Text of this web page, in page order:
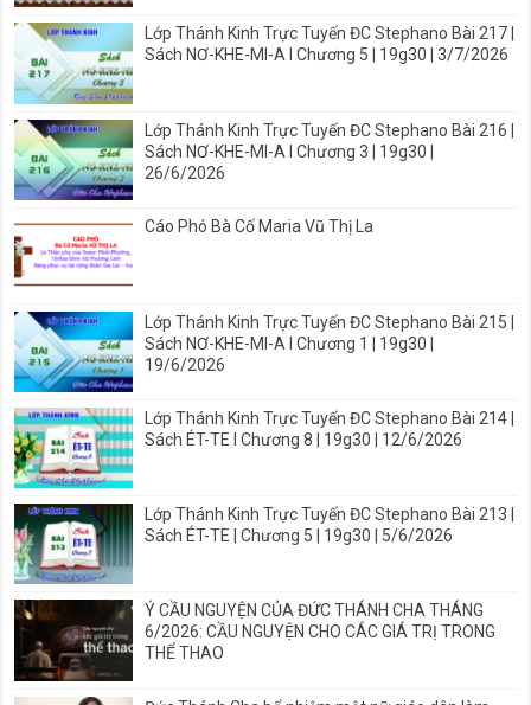
Lớp Thánh Kinh Trực Tuyến ĐC Stephano Bài 217 |
Sách NƠ-KHE-MI-A I Chương 5 | 19g30 | 3/7/2026
Lớp Thánh Kinh Trực Tuyến ĐC Stephano Bài 216 |
Sách NƠ-KHE-MI-A I Chương 3 | 19g30 |
26/6/2026
Cáo Phó Bà Cố Maria Vũ Thị La
Lớp Thánh Kinh Trực Tuyến ĐC Stephano Bài 215 |
Sách NƠ-KHE-MI-A I Chương 1 | 19g30 |
19/6/2026
Lớp Thánh Kinh Trực Tuyến ĐC Stephano Bài 214 |
Sách ÉT-TE I Chương 8 | 19g30 | 12/6/2026
Lớp Thánh Kinh Trực Tuyến ĐC Stephano Bài 213 |
Sách ÉT-TE | Chương 5 | 19g30 | 5/6/2026
Ý CẦU NGUYỆN CỦA ĐỨC THÁNH CHA THÁNG
6/2026: CẦU NGUYỆN CHO CÁC GIÁ TRỊ TRONG
THỂ THAO